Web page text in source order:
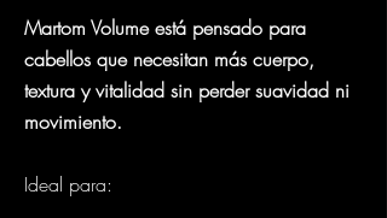
Martom Volume está pensado para
cabellos que necesitan más cuerpo,
textura y vitalidad sin perder suavidad ni
movimiento.
Ideal para: